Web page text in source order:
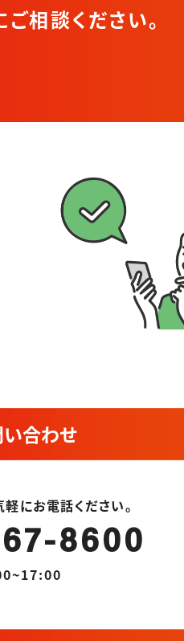
相談ください。
合わせ
にお電話ください。
8600